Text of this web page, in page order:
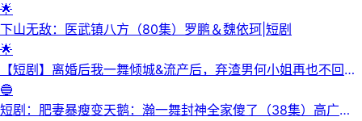
🌟
下山无敌：医武镇八方（80集）罗鹏＆魏依珂|短剧
🌟
【短剧】离婚后我一舞倾城&流产后，弃渣男何小姐再也不回头
（66集）马乐婕＆姚冠宇
(2)|https://pan.quark.cn/s/a10457847176
🔵
短剧：肥妻暴瘦变天鹅：瀚一舞封神全家傻了（38集）高广泽